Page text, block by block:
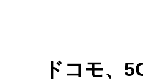
ドコモ、